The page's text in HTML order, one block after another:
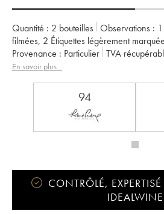
Quantité : 2 bouteilles Observations :
filmées, 2 Étiquettes légèrement
Provenance : particulier TVA
Région :
Beaujolais
En savoir plus...
94
CONTRÔLÉ,
IDEALWINE